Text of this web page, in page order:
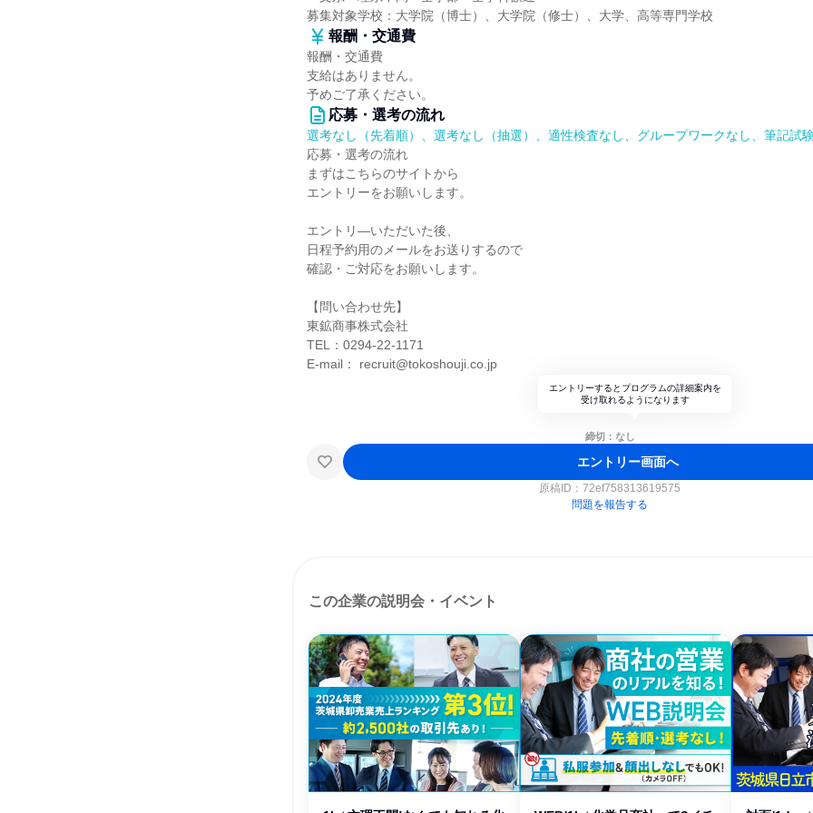
募集対象学校：大学院（博士）、大学院（修士）、大学、高等専門学校
報酬・交通費
報酬・交通費
支給はありません。
予めご了承ください。
応募・選考の流れ
選考なし（先着順）、選考なし（抽選）、適性検査なし、グループワークなし、筆記試
応募・選考の流れ
まずはこちらのサイトから
エントリーをお願いします。
エントリ―いただいた後、
日程予約用のメールをお送りするので
確認・ご対応をお願いします。
【問い合わせ先】
東鉱商事株式会社
TEL：0294-22-1171
E-mail： recruit@tokoshouji.co.jp
エントリーするとプログラムの詳細案内を
受け取れるようになります
締切：なし
エントリー画面へ
原稿ID： 72ef758313619575
問題を報告する
この企業の説明会・イベント